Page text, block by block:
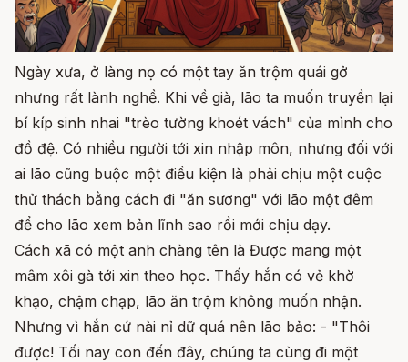
Ngày xưa, ở làng nọ có một tay ăn trộm quái gở
nhưng rất lành nghề. Khi về già, lão ta muốn truyền lại
bí kíp sinh nhai "trèo tường khoét vách" của mình cho
đồ đệ. Có nhiều người tới xin nhập môn, nhưng đối với
ai lão cũng buộc một điều kiện là phải chịu một cuộc
thử thách bằng cách đi "ăn sương" với lão một đêm
để cho lão xem bản lĩnh sao rồi mới chịu dạy.
Cách xã có một anh chàng tên là Được mang một
mâm xôi gà tới xin theo học. Thấy hắn có vẻ khờ
khạo, chậm chạp, lão ăn trộm không muốn nhận.
Nhưng vì hắn cứ nài nỉ dữ quá nên lão bảo: - "Thôi
được! Tối nay con đến đây, chúng ta cùng đi một